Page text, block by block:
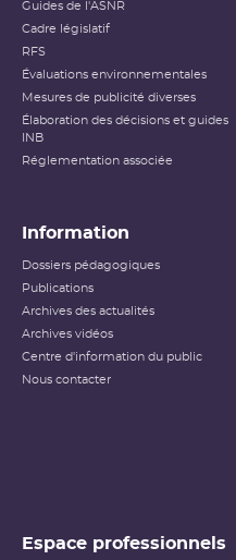
Guides de l'ASNR
Cadre législatif
RFS
Évaluations environnementales
Mesures de publicité diverses
Élaboration des décisions et guides
INB
Réglementation associée
Information
Dossiers pédagogiques
Publications
Archives des actualités
Archives vidéos
Centre d'information du public
Nous contacter
Espace professionnels